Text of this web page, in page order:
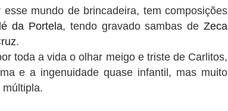
mundo de brincadeira, tem composições
da Portela, tendo gravado sambas deZeca
.
toda a vida o olhar meigo e triste de Carlitos,
e a ingenuidade quase infantil, mas muito